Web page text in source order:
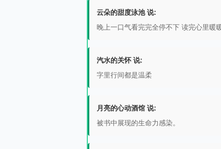
云朵的甜度泳池 说:
晚上一口气看完完全停不下 读完心里暖
汽水的关怀 说:
字里行间都是温柔
月亮的心动酒馆 说:
被书中展现的生命力感染。